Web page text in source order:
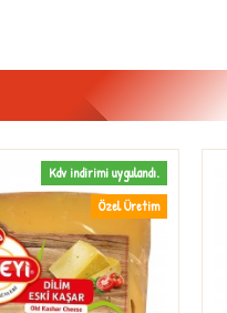
Özel Üretim
Kdv indirimi uygulandı.